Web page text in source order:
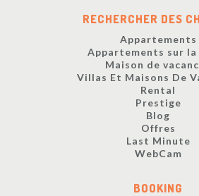
RECHERCHER DES
Appartements
Appartements sur la
Maison de
Villas Et Maisons De
Rental
Prestige
Blog
Offres
Last Minute
WebCam
BOOKING